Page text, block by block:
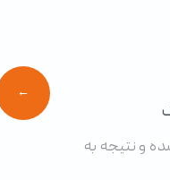
و نتیجه به
←